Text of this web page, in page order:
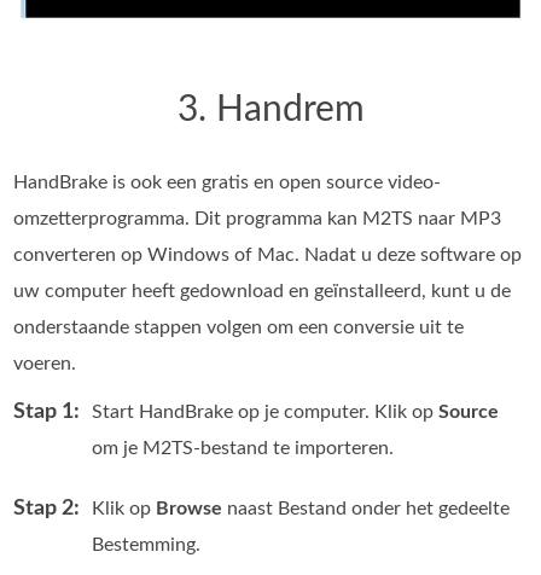
3. Handrem
HandBrake is ook een gratis en open source video-
omzetterprogramma. Dit programma kan M2TS naar MP3
converteren op Windows of Mac. Nadat u deze software op
uw computer heeft gedownload en geïnstalleerd, kunt u de
onderstaande stappen volgen om een conversie uit te
voeren.
Stap 1: Start HandBrake op je computer. Klik opSource
om je M2TS-bestand te importeren.
Stap 2: Klik op Browse naast Bestand onder het gedeelte
Bestemming.